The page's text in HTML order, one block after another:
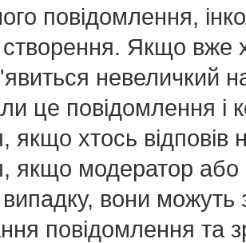
повідомлення,
Якщо вже
невеличкий
це повідомлення і
якщо хтось
якщо модератор або
вони
повідомлення та